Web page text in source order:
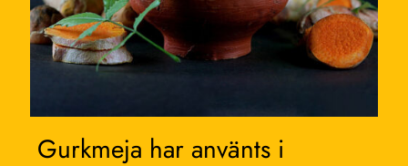
Gurkmeja har använts i